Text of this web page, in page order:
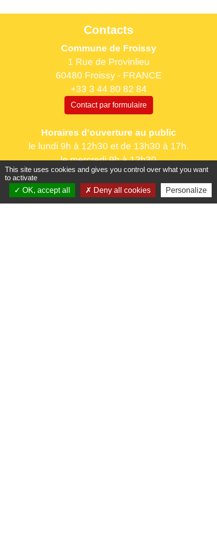
Contacts
Commune de Froissy
1 Rue de Provinlieu
60480 Froissy - FRANCE
+33 3 44 80 82 84
Contact par formulaire
Horaires d'ouverture au public
le lundi 9h à 12h30 et de 13h30 à 17h.
le mercredi 9h à 12h30
le vendredi 16h à 18h30
This site uses cookies and gives you control over what you want
to activate
OK, accept all
Deny all cookies Personalize